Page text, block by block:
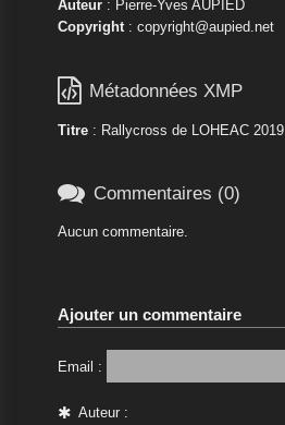
Auteur: Pierre-Yves AUPIED
Copyright: copyright@aupied.net
 Métadonnées XMP
Titre: Rallycross de LOHEAC 2019
 Commentaires (0)
Aucun commentaire.
Ajouter un commentaire
Email :
Auteur :